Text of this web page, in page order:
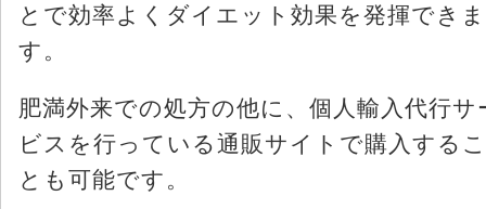
とで効率よくダイエット効果を発揮できま
す。
肥満外来での処方の他に、個人輸入代行サ
ビスを行っている通販サイトで購入するこ
とも可能です。